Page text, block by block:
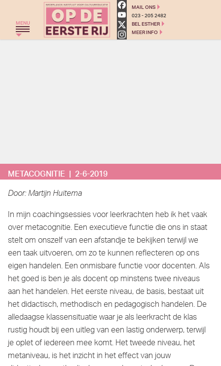
MENU
AGENDA
BLOG
OVER ONS
MAIL ONS
023 - 205 2482
BEL ESTHER
MEER INFO
METACOGNITIE | 2-6-2019
Door: Martijn Huitema
In mijn coachingsessies voor leerkrachten heb ik het vaak
over metacognitie. Een executieve functie die ons in staat
stelt om onszelf van een afstandje te bekijken terwijl we
een taak uitvoeren, om zo te kunnen reflecteren op ons
eigen handelen. Een onmisbare functie voor docenten. Als
het goed is ben je als docent op minstens twee niveaus
aan het handelen. Het eerste niveau, de basis, bestaat uit
het didactisch, methodisch en pedagogisch handelen. De
alledaagse klassensituatie waar je als leerkracht de klas
rustig houdt bij een uitleg van een lastig onderwerp, terwijl
je oplet of iedereen mee komt. Het tweede niveau, het
metaniveau, is het inzicht in het effect van jouw